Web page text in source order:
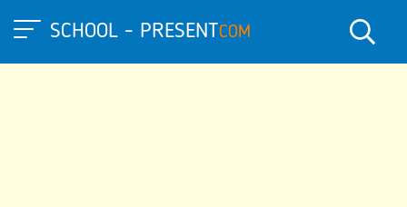
SCHOOL - PRESENTCOM